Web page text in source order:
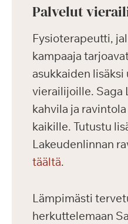
Palvelut
Fysioterapeutti,
kampaaja
asukkaiden
vierailijoille. Saga
kahvila ja
kaikille. Tutustu
Lakeudenlinnan
täältä.
Lämpimästi
herkuttelemaan